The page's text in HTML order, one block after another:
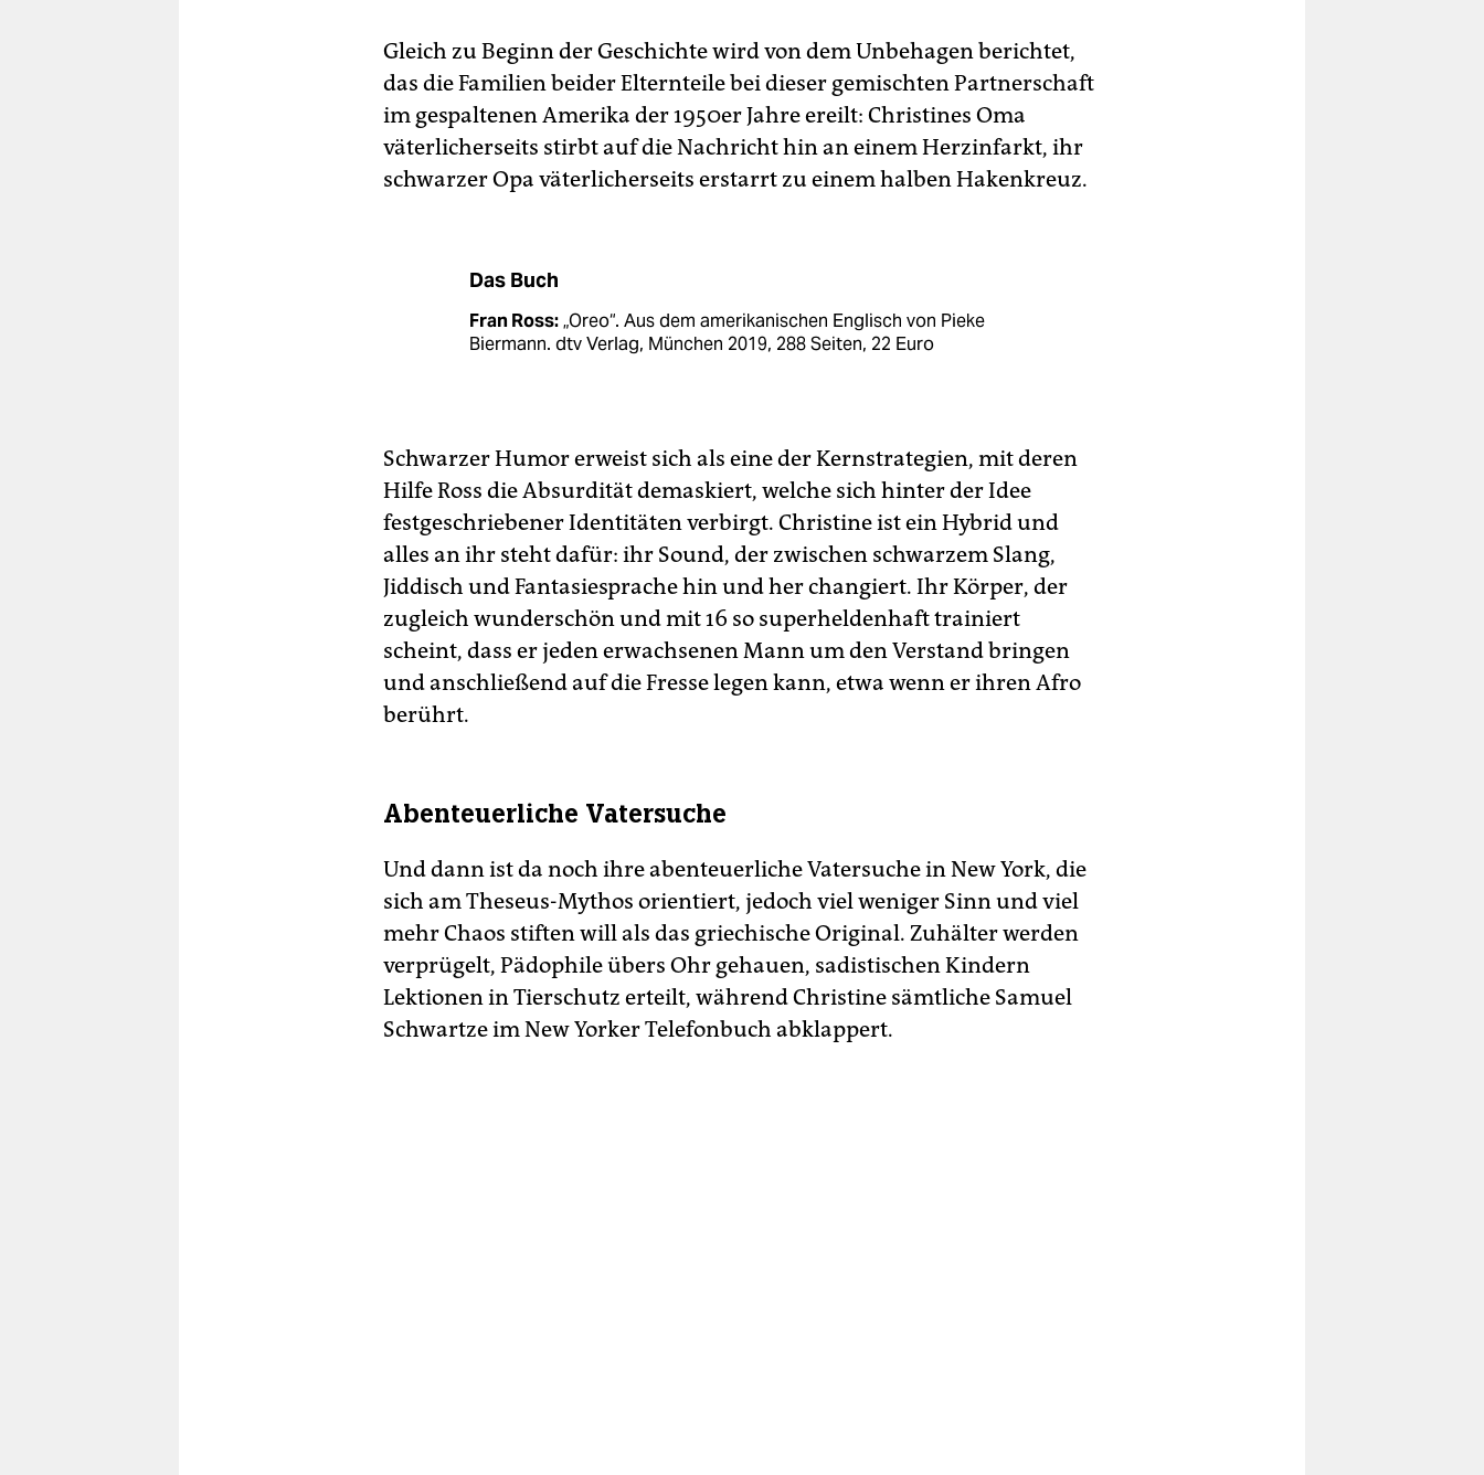
Gleich zu Beginn der Geschichte wird von dem Unbehagen berichtet,
das die Familien beider Elternteile bei dieser gemischten Partnerschaft
im gespaltenen Amerika der 1950er Jahre ereilt: Christines Oma
väterlicherseits stirbt auf die Nachricht hin an einem Herzinfarkt, ihr
schwarzer Opa väterlicherseits erstarrt zu einem halben Hakenkreuz.
Das Buch
Fran Ross:„Oreo“. Aus dem amerikanischen Englisch von Pieke
Biermann. dtv Verlag, München 2019, 288 Seiten, 22 Euro
Schwarzer Humor erweist sich als eine der Kernstrategien, mit deren
Hilfe Ross die Absurdität demaskiert, welche sich hinter der Idee
festgeschriebener Identitäten verbirgt. Christine ist ein Hybrid und
alles an ihr steht dafür: ihr Sound, der zwischen schwarzem Slang,
Jiddisch und Fantasiesprache hin und her changiert. Ihr Körper, der
zugleich wunderschön und mit 16 so superheldenhaft trainiert
scheint, dass er jeden erwachsenen Mann um den Verstand bringen
und anschließend auf die Fresse legen kann, etwa wenn er ihren Afro
berührt.
Abenteuerliche Vatersuche
Und dann ist da noch ihre abenteuerliche Vatersuche in New York, die
sich am Theseus-Mythos orientiert, jedoch viel weniger Sinn und viel
mehr Chaos stiften will als das griechische Original. Zuhälter werden
verprügelt, Pädophile übers Ohr gehauen, sadistischen Kindern
Lektionen in Tierschutz erteilt, während Christine sämtliche Samuel
Schwartze im New Yorker Telefonbuch abklappert.